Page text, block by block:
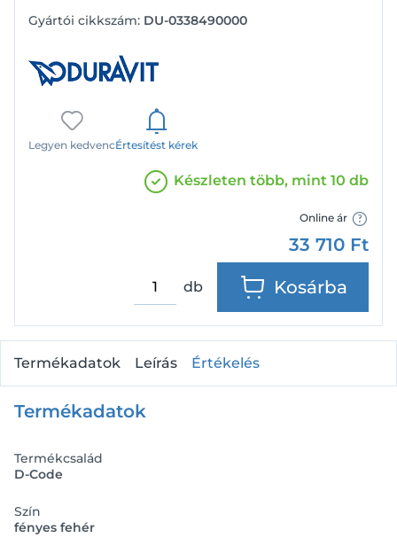
Gyártói cikkszám: DU-0338490000
Legyen kedvencÉrtesítést kérek
Készleten több, mint 10 db
Online ár
33 710 Ft
db Kosárba
Termékadatok Leírás Értékelés
Termékadatok
Termékcsalád
D-Code
Szín
fényes fehér